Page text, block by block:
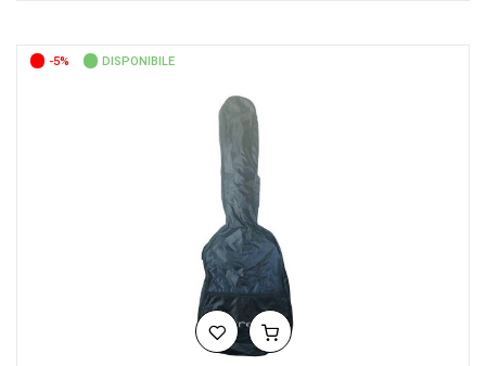
-5% DISPONIBILE